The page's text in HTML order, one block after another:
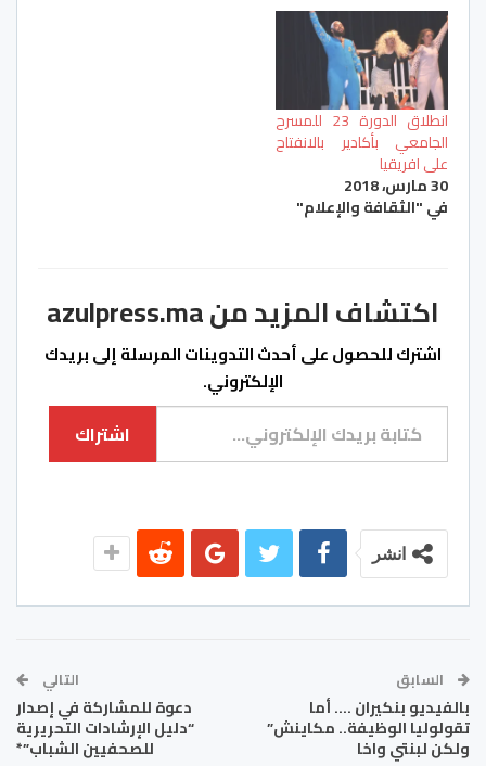
انطلاق الدورة 23 للمسرح
الجامعي بأكادير بالانفتاح
على افريقيا
30 مارس، 2018
في "الثقافة والإعلام"
اكتشاف المزيد من azulpress.ma
اشترك للحصول على أحدث التدوينات المرسلة إلى بريدك
الإلكتروني.
كتابة بريدك الإلكتروني...
اشتراك
انشر
السابق
بالفيديو بنكيران …. أما
تقولوليا الوظيفة.. مكاينش”
ولكن لبنتي واخا
التالي
دعوة للمشاركة في إصدار
“دليل الإرشادات التحريرية
للصحفيين الشباب”*